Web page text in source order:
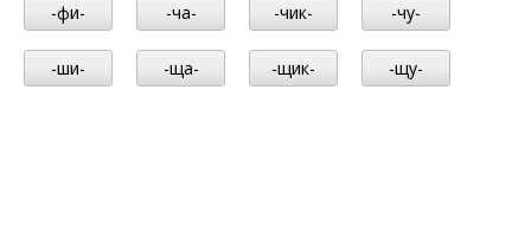
-фи- -ча- -чик- -чу-
-ши- -ща- -щик- -щу-